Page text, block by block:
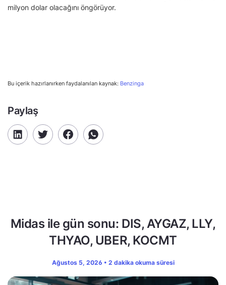
milyon dolar olacağını öngörüyor.
Bu içerik hazırlanırken faydalanılan kaynak: Benzinga
Paylaş
Midas ile gün sonu: DIS, AYGAZ, LLY,
THYAO, UBER, KOCMT
Ağustos 5, 2026 • 2 dakika okuma süresi